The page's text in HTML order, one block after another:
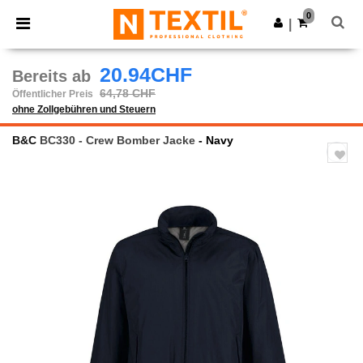
× Ntextil App
Bessere Preise in der App!
App holen
0
Bereits ab 20.94CHF
Öffentlicher Preis 64,78 CHF
ohne Zollgebühren und Steuern
B&C BC330 - Crew Bomber Jacke - Navy